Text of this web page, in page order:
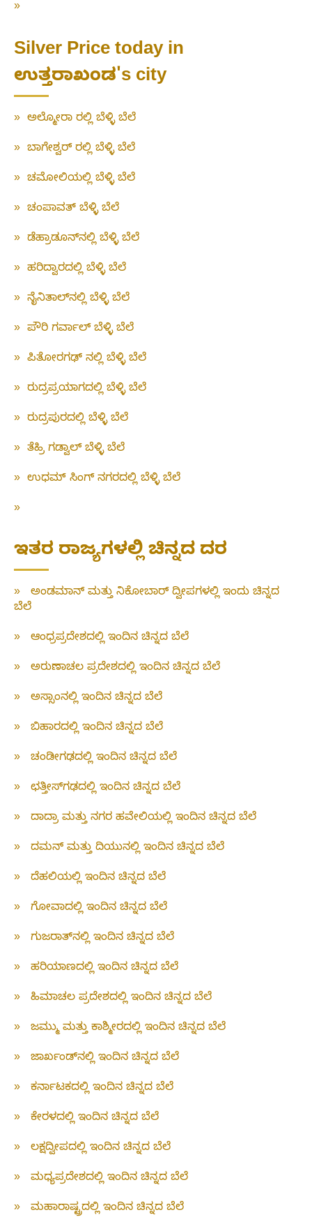
»
Silver Price today in
ಉತ್ತರಾಖಂಡ's city
» ಅಲ್ಮೋರಾ ರಲ್ಲಿ ಬೆಳ್ಳಿ ಬೆಲೆ
» ಬಾಗೇಶ್ವರ್ ರಲ್ಲಿ ಬೆಳ್ಳಿ ಬೆಲೆ
» ಚಮೋಲಿಯಲ್ಲಿ ಬೆಳ್ಳಿ ಬೆಲೆ
» ಚಂಪಾವತ್ ಬೆಳ್ಳಿ ಬೆಲೆ
» ಡೆಹ್ರಾಡೂನ್‌ನಲ್ಲಿ ಬೆಳ್ಳಿ ಬೆಲೆ
» ಹರಿದ್ವಾರದಲ್ಲಿ ಬೆಳ್ಳಿ ಬೆಲೆ
» ನೈನಿತಾಲ್‌ನಲ್ಲಿ ಬೆಳ್ಳಿ ಬೆಲೆ
» ಪೌರಿ ಗರ್ವಾಲ್ ಬೆಳ್ಳಿ ಬೆಲೆ
» ಪಿತೋರಗಢ್ ನಲ್ಲಿ ಬೆಳ್ಳಿ ಬೆಲೆ
» ರುದ್ರಪ್ರಯಾಗದಲ್ಲಿ ಬೆಳ್ಳಿ ಬೆಲೆ
» ರುದ್ರಪುರದಲ್ಲಿ ಬೆಳ್ಳಿ ಬೆಲೆ
» ತೆಹ್ರಿ ಗಡ್ವಾಲ್ ಬೆಳ್ಳಿ ಬೆಲೆ
» ಉಧಮ್ ಸಿಂಗ್ ನಗರದಲ್ಲಿ ಬೆಳ್ಳಿ ಬೆಲೆ
»
ಇತರ ರಾಜ್ಯಗಳಲ್ಲಿ ಚಿನ್ನದ ದರ
»
ಅಂಡಮಾನ್ ಮತ್ತು ನಿಕೋಬಾರ್ ದ್ವೀಪಗಳಲ್ಲಿ ಇಂದು ಚಿನ್ನದ
ಬೆಲೆ
»
ಆಂಧ್ರಪ್ರದೇಶದಲ್ಲಿ ಇಂದಿನ ಚಿನ್ನದ ಬೆಲೆ
»
ಅರುಣಾಚಲ ಪ್ರದೇಶದಲ್ಲಿ ಇಂದಿನ ಚಿನ್ನದ ಬೆಲೆ
»
ಅಸ್ಸಾಂನಲ್ಲಿ ಇಂದಿನ ಚಿನ್ನದ ಬೆಲೆ
»
ಬಿಹಾರದಲ್ಲಿ ಇಂದಿನ ಚಿನ್ನದ ಬೆಲೆ
»
ಚಂಡೀಗಢದಲ್ಲಿ ಇಂದಿನ ಚಿನ್ನದ ಬೆಲೆ
»
ಛತ್ತೀಸ್‌ಗಢದಲ್ಲಿ ಇಂದಿನ ಚಿನ್ನದ ಬೆಲೆ
»
ದಾದ್ರಾ ಮತ್ತು ನಗರ ಹವೇಲಿಯಲ್ಲಿ ಇಂದಿನ ಚಿನ್ನದ ಬೆಲೆ
»
ದಮನ್ ಮತ್ತು ದಿಯುನಲ್ಲಿ ಇಂದಿನ ಚಿನ್ನದ ಬೆಲೆ
»
ದೆಹಲಿಯಲ್ಲಿ ಇಂದಿನ ಚಿನ್ನದ ಬೆಲೆ
»
ಗೋವಾದಲ್ಲಿ ಇಂದಿನ ಚಿನ್ನದ ಬೆಲೆ
»
ಗುಜರಾತ್‌ನಲ್ಲಿ ಇಂದಿನ ಚಿನ್ನದ ಬೆಲೆ
»
ಹರಿಯಾಣದಲ್ಲಿ ಇಂದಿನ ಚಿನ್ನದ ಬೆಲೆ
»
ಹಿಮಾಚಲ ಪ್ರದೇಶದಲ್ಲಿ ಇಂದಿನ ಚಿನ್ನದ ಬೆಲೆ
»
ಜಮ್ಮು ಮತ್ತು ಕಾಶ್ಮೀರದಲ್ಲಿ ಇಂದಿನ ಚಿನ್ನದ ಬೆಲೆ
»
ಜಾರ್ಖಂಡ್‌ನಲ್ಲಿ ಇಂದಿನ ಚಿನ್ನದ ಬೆಲೆ
»
ಕರ್ನಾಟಕದಲ್ಲಿ ಇಂದಿನ ಚಿನ್ನದ ಬೆಲೆ
»
ಕೇರಳದಲ್ಲಿ ಇಂದಿನ ಚಿನ್ನದ ಬೆಲೆ
»
ಲಕ್ಷದ್ವೀಪದಲ್ಲಿ ಇಂದಿನ ಚಿನ್ನದ ಬೆಲೆ
»
ಮಧ್ಯಪ್ರದೇಶದಲ್ಲಿ ಇಂದಿನ ಚಿನ್ನದ ಬೆಲೆ
»
ಮಹಾರಾಷ್ಟ್ರದಲ್ಲಿ ಇಂದಿನ ಚಿನ್ನದ ಬೆಲೆ